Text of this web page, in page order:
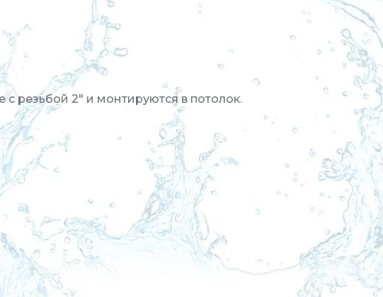
резьбой 2" и монтируются в потолок.